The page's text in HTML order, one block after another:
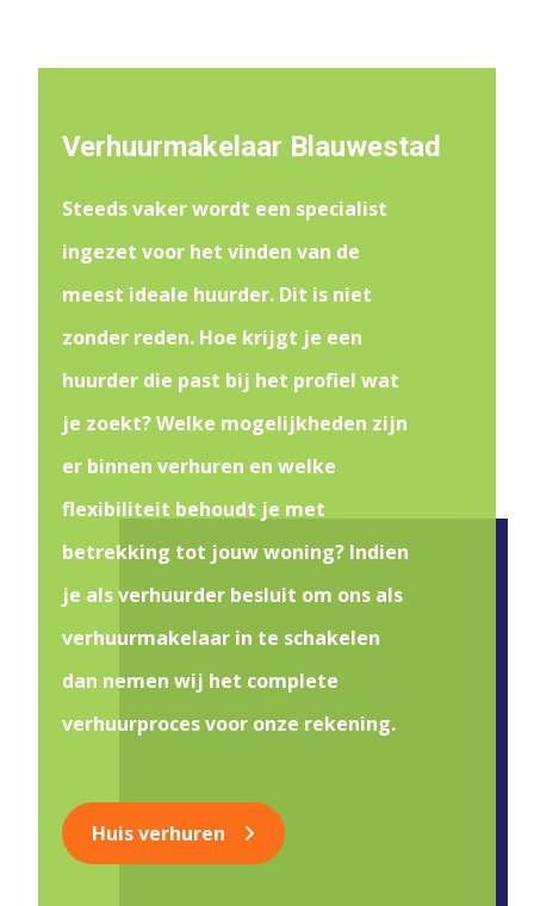
Verhuurmakelaar Blauwestad
Steeds vaker wordt een specialist
ingezet voor het vinden van de
meest ideale huurder. Dit is niet
zonder reden. Hoe krijgt je een
huurder die past bij het profiel wat
je zoekt? Welke mogelijkheden zijn
er binnen verhuren en welke
flexibiliteit behoudt je met
betrekking tot jouw woning? Indien
je als verhuurder besluit om ons als
verhuurmakelaar in te schakelen
dan nemen wij het complete
verhuurproces voor onze rekening.
Huis verhuren